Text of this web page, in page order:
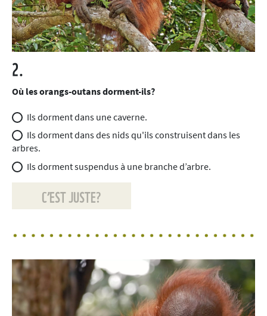
2.
Où les orangs-outans dorment-ils?
Ils dorment dans une caverne.
Ils dorment dans des nids qu'ils construisent dans les
arbres.
Ils dorment suspendus à une branche d’arbre.
C’EST JUSTE?